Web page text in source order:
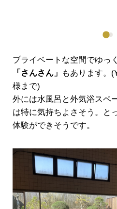
プライベートな空間でゆっ
「さんさん」
もあります
様まで)
外には水風呂と外気浴スペ
は特に気持ちよさそう。と
体験ができそうです。